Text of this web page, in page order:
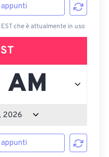
che è attualmente in uso